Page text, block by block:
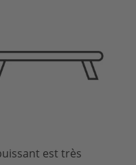
est très